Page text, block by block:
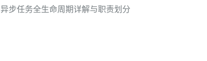
异步任务全生命周期详解与职责划分